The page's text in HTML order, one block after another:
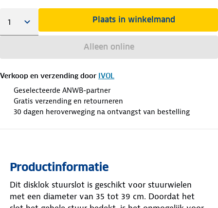
Plaats in winkelmand
Alleen online
Verkoop en verzending door IVOL
Geselecteerde ANWB-partner
Gratis verzending en retourneren
30 dagen heroverweging na ontvangst van bestelling
Productinformatie
Dit disklok stuurslot is geschikt voor stuurwielen
met een diameter van 35 tot 39 cm. Doordat het